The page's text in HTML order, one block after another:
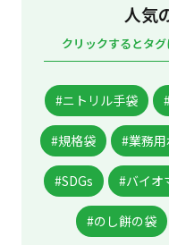
人気
クリックするとタグ
#ニトリル手袋
#規格袋 #業務
#SDGs #バイオ
#のし餅の袋